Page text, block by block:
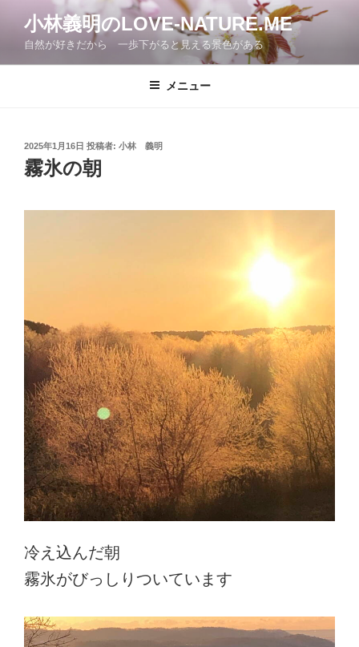
ン
小林義明のLOVE-NATURE.ME
自然が好きだから 一歩下がると見える景色がある
メニュー
投
稿
日:
2025年1月16日 投稿者: 小林 義明
霧氷の朝
冷え込んだ朝
霧氷がびっしりついています